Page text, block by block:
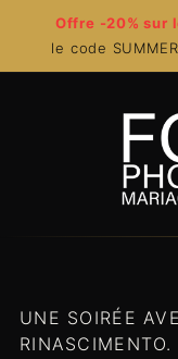
Offre -20% sur
le code
UNE SOIRÉE
RINASCIMENTO.